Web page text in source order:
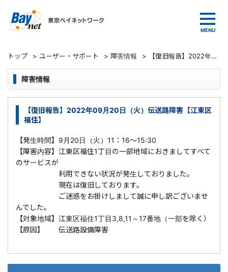
トップ > ユーザー・サポート > 障害情報 > 【復旧報告】2022年09月20日（火）伝送路障害【江東区福住】
障害情報
【復旧報告】2022年09月20日（火）伝送路障害【江東区
福住】
【発生時間】9月20日（火）11：16～15:30
【障害内容】江東区福住1丁目の一部地域におきましてすべて
のサービスが
利用できない状況が発生しておりました。
現在は復旧しております。
ご迷惑をお掛けしまして誠に申し訳ございませ
んでした。
【対象地域】江東区福住1丁目3,8,11～17番地（一部を除く）
【原因】 伝送路設備障害